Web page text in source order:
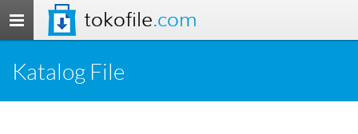
Toggle
navigation
tokofile.com
Katalog File